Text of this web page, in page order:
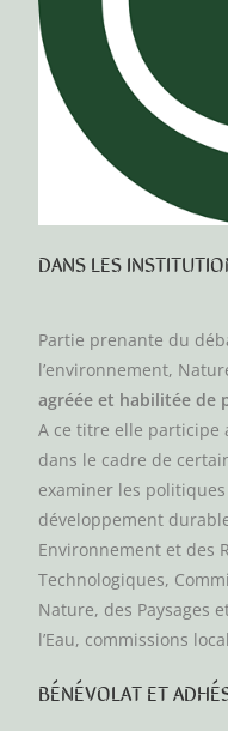
DANS LES
Partie prenante du
l’environnement,
agréée et habilitée de
A ce titre elle participe
dans le cadre de
examiner les
développement
Environnement et des
Technologiques,
Nature, des Paysages
l’Eau, commissions
BÉNÉVOLAT ET